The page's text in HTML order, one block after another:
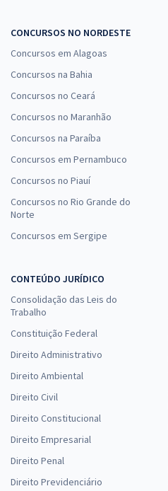
CONCURSOS NO NORDESTE
Concursos em Alagoas
Concursos na Bahia
Concursos no Ceará
Concursos no Maranhão
Concursos na Paraíba
Concursos em Pernambuco
Concursos no Piauí
Concursos no Rio Grande do
Norte
Concursos em Sergipe
CONTEÚDO JURÍDICO
Consolidação das Leis do
Trabalho
Constituição Federal
Direito Administrativo
Direito Ambiental
Direito Civil
Direito Constitucional
Direito Empresarial
Direito Penal
Direito Previdenciário